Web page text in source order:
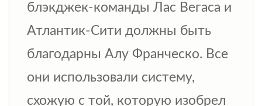
блэкджек-команды Лас Вегаса и
Атлантик-Сити должны быть
благодарны Алу Франческо. Все
они использовали систему,
схожую с той, которую изобрел